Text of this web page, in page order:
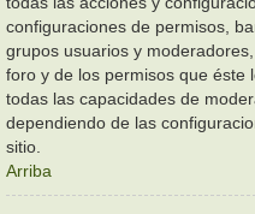
configuraciones de permisos,
grupos usuarios y
foro y de los permisos que éste
todas las capacidades de
dependiendo de las
sitio.
Arriba